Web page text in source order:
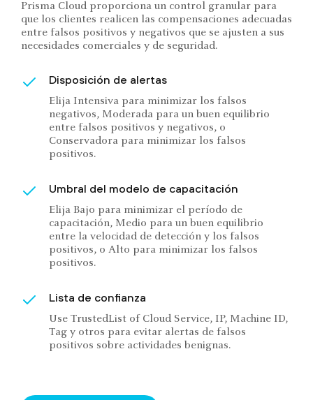
Prisma Cloud proporciona un control granular para
que los clientes realicen las compensaciones adecuadas
entre falsos positivos y negativos que se ajusten a sus
necesidades comerciales y de seguridad.
Disposición de alertas
Elija Intensiva para minimizar los falsos
negativos, Moderada para un buen equilibrio
entre falsos positivos y negativos, o
Conservadora para minimizar los falsos
positivos.
Umbral del modelo de capacitación
Elija Bajo para minimizar el período de
capacitación, Medio para un buen equilibrio
entre la velocidad de detección y los falsos
positivos, o Alto para minimizar los falsos
positivos.
Lista de confianza
Use TrustedList of Cloud Service, IP, Machine ID,
Tag y otros para evitar alertas de falsos
positivos sobre actividades benignas.